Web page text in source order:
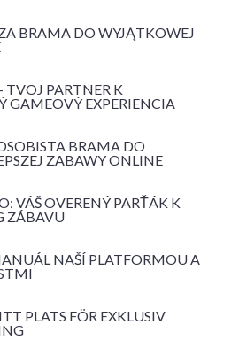
BRAMA DO WYJĄTKOWEJ
PARTNER K
GAMEOVÝ EXPERIENCIA
BRAMA DO
ZABAWY ONLINE
VÁŠ OVERENÝ PARŤÁK K
ZÁBAVU
NAŠÍ PLATFORMOU A
PLATS FÖR EXKLUSIV